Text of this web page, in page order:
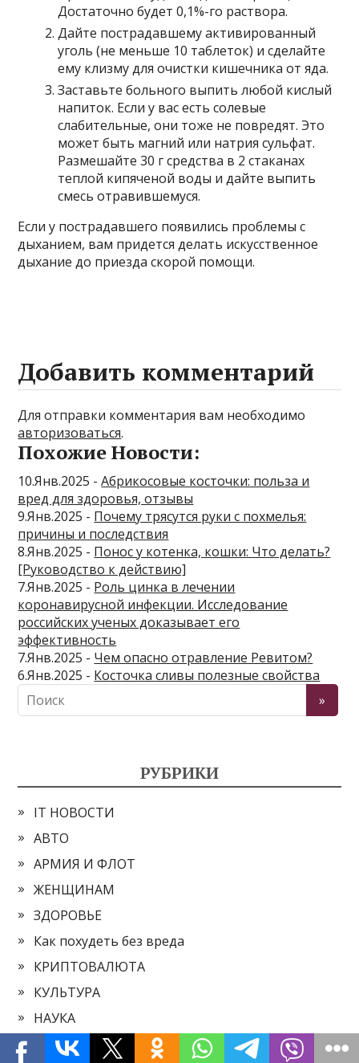
Достаточно будет 0,1%-го раствора.
Дайте пострадавшему активированный
уголь (не меньше 10 таблеток) и сделайте
ему клизму для очистки кишечника от яда.
Заставьте больного выпить любой кислый
напиток. Если у вас есть солевые
слабительные, они тоже не повредят. Это
может быть магний или натрия сульфат.
Размешайте 30 г средства в 2 стаканах
теплой кипяченой воды и дайте выпить
смесь отравившемуся.
Если у пострадавшего появились проблемы с
дыханием, вам придется делать искусственное
дыхание до приезда скорой помощи.
Добавить комментарий
Для отправки комментария вам необходимо
авторизоваться.
Похожие Новости:
10.Янв.2025 -Абрикосовые косточки: польза и
вред для здоровья, отзывы
9.Янв.2025 - Почему трясутся руки с похмелья:
причины и последствия
8.Янв.2025 - Понос у котенка, кошки: Что делать?
[Руководство к действию]
7.Янв.2025 - Роль цинка в лечении
коронавирусной инфекции. Исследование
российских ученых доказывает его
эффективность
7.Янв.2025 - Чем опасно отравление Ревитом?
6.Янв.2025 - Косточка сливы полезные свойства
РУБРИКИ
IT НОВОСТИ
АВТО
АРМИЯ И ФЛОТ
ЖЕНЩИНАМ
ЗДОРОВЬЕ
Как похудеть без вреда
КРИПТОВАЛЮТА
КУЛЬТУРА
НАУКА
НОВОСТИ КАЗИНО